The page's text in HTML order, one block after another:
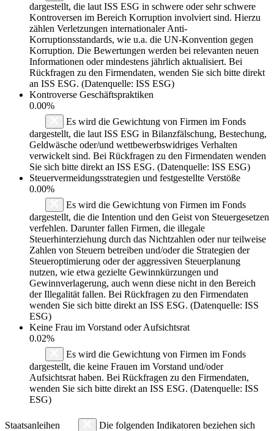
dargestellt, die laut ISS ESG in schwere oder sehr schwere
Kontroversen im Bereich Korruption involviert sind. Hierzu
zählen Verletzungen internationaler Anti-
Korruptionsstandards, wie u.a. die UN-Konvention gegen
Korruption. Die Bewertungen werden bei relevanten neuen
Informationen oder mindestens jährlich aktualisiert. Bei
Rückfragen zu den Firmendaten, wenden Sie sich bitte direkt
an ISS ESG. (Datenquelle: ISS ESG)
Kontroverse Geschäftspraktiken
0.00%
Es wird die Gewichtung von Firmen im Fonds
dargestellt, die laut ISS ESG in Bilanzfälschung, Bestechung,
Geldwäsche oder/und wettbewerbswidriges Verhalten
verwickelt sind. Bei Rückfragen zu den Firmendaten wenden
Sie sich bitte direkt an ISS ESG. (Datenquelle: ISS ESG)
Steuervermeidungsstrategien und festgestellte Verstöße
0.00%
Es wird die Gewichtung von Firmen im Fonds
dargestellt, die die Intention und den Geist von Steuergesetzen
verfehlen. Darunter fallen Firmen, die illegale
Steuerhinterziehung durch das Nichtzahlen oder nur teilweise
Zahlen von Steuern betreiben und/oder die Strategien der
Steueroptimierung oder der aggressiven Steuerplanung
nutzen, wie etwa gezielte Gewinnkürzungen und
Gewinnverlagerung, auch wenn diese nicht in den Bereich
der Illegalität fallen. Bei Rückfragen zu den Firmendaten
wenden Sie sich bitte direkt an ISS ESG. (Datenquelle: ISS
ESG)
Keine Frau im Vorstand oder Aufsichtsrat
0.02%
Es wird die Gewichtung von Firmen im Fonds
dargestellt, die keine Frauen im Vorstand und/oder
Aufsichtsrat haben. Bei Rückfragen zu den Firmendaten,
wenden Sie sich bitte direkt an ISS ESG. (Datenquelle: ISS
ESG)
Staatsanleihen
Die folgenden Indikatoren beziehen sich